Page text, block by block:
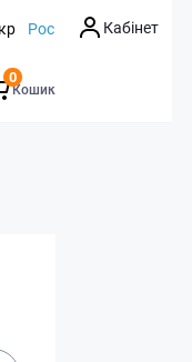
Рос Кабінет
Кошик
0